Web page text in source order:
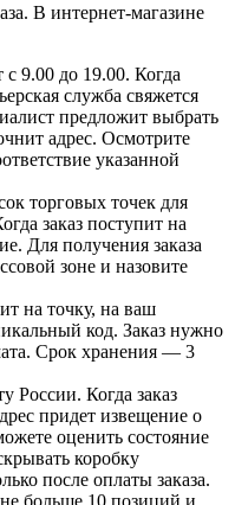
В интернет-магазине
с 9.00 до 19.00. Когда
служба свяжется
предложит выбрать
адрес. Осмотрите
указанной
торговых точек для
заказ поступит на
Для получения заказа
зоне и назовите
на точку, на ваш
код. Заказ нужно
Срок хранения — 3
России. Когда заказ
придет извещение о
оценить состояние
коробку
после оплаты заказа.
больше 10 позиций и